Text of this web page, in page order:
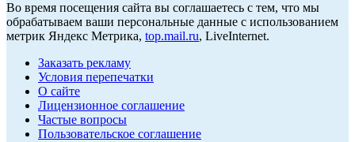
Во время посещения сайта вы соглашаетесь с тем, что мы
обрабатываем ваши персональные данные с использованием
метрик Яндекс Метрика, top.mail.ru, LiveInternet.
Заказать рекламу
Условия перепечатки
О сайте
Лицензионное соглашение
Частые вопросы
Пользовательское соглашение